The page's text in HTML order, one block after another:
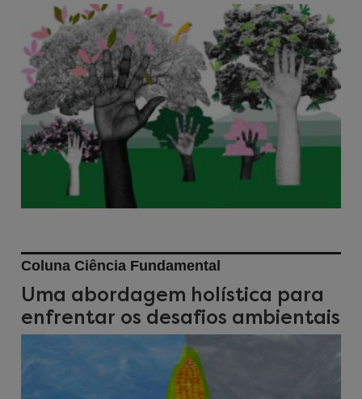
Coluna Ciência Fundamental
Uma abordagem holística para
enfrentar os desafios ambientais